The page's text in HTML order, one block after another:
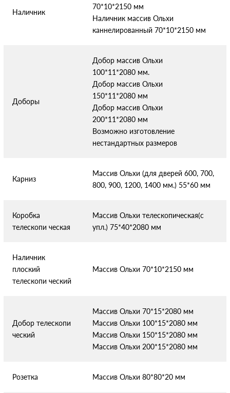
Наличник
70*10*2150 мм
Наличник массив Ольхи
каннелированный 70*10*2150 мм
Доборы
Добор массив Ольхи
100*11*2080 мм.
Добор массив Ольхи
150*11*2080 мм
Добор массив Ольхи
200*11*2080 мм
Возможно изготовление
нестандартных размеров
Карниз
Массив Ольхи (для дверей 600, 700,
800, 900, 1200, 1400 мм.) 55*60 мм
Коробка
телескопи ческая
Массив Ольхи телескопическая(с
упл.) 75*40*2080 мм
Наличник
плоский
телескопи ческий
Массив Ольхи 70*10*2150 мм
Добор телескопи
ческий
Массив Ольхи 70*15*2080 мм
Массив Ольхи 100*15*2080 мм
Массив Ольхи 150*15*2080 мм
Массив Ольхи 200*15*2080 мм
Розетка Массив Ольхи 80*80*20 мм